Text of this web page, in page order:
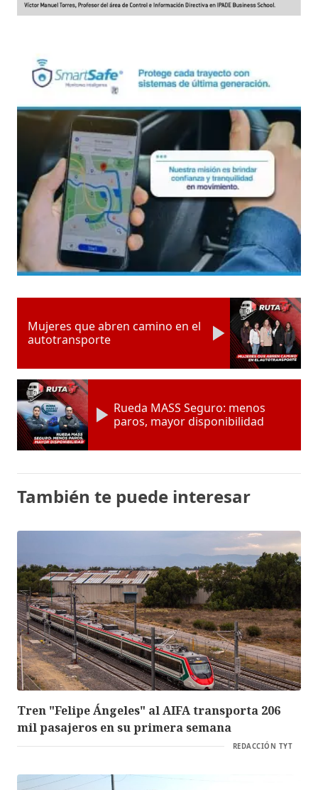
Mujeres que abren camino en el
autotransporte
Rueda MASS Seguro: menos
paros, mayor disponibilidad
También te puede interesar
Tren "Felipe Ángeles" al AIFA transporta 206
mil pasajeros en su primera semana
REDACCIÓN TYT